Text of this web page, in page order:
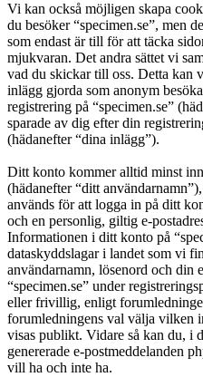
Vi kan också möjligen skapa
du besöker “specimen.se”, men
som endast är till för att täcka
mjukvaran. Det andra sättet vi
vad du skickar till oss. Detta kan
inlägg gjorda som anonym
registrering på “specimen.se”
sparade av dig efter din
(hädanefter “dina inlägg”).
Ditt konto kommer alltid minst
(hädanefter “ditt
används för att logga in på ditt
och en personlig, giltig e-
Informationen i ditt konto på
dataskyddslagar i landet som vi
användarnamn, lösenord och din
“specimen.se” under
eller frivillig, enligt
forumledningens val välja vilken
visas publikt. Vidare så kan du, i
genererade e-postmeddelanden
vill ha och inte ha.